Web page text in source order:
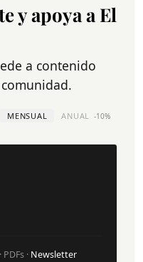
y apoya a El
a contenido
MENSUAL ANUAL -10%
· Newsletter